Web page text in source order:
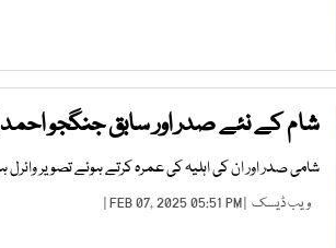
شام کے نئے صدر اور سابق جنگجو احمد
شامی صدر اور ان کی اہلیہ کی عمرہ کرتے ہوئے تصویر وائرل
ویب ڈیسک | FEB 07, 2025 05:51 PM |